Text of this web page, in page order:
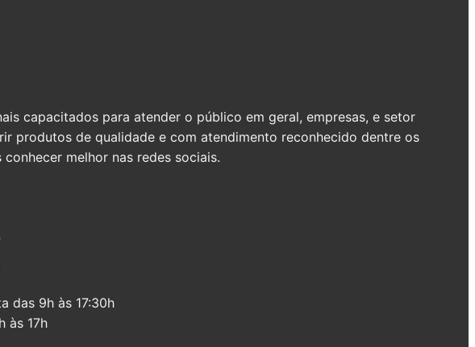
capacitados para atender o público em geral, empresas, e setor
produtos de qualidade e com atendimento reconhecido dentre os
melhor nas redes sociais.
das 9h às 17:30h
às 17h